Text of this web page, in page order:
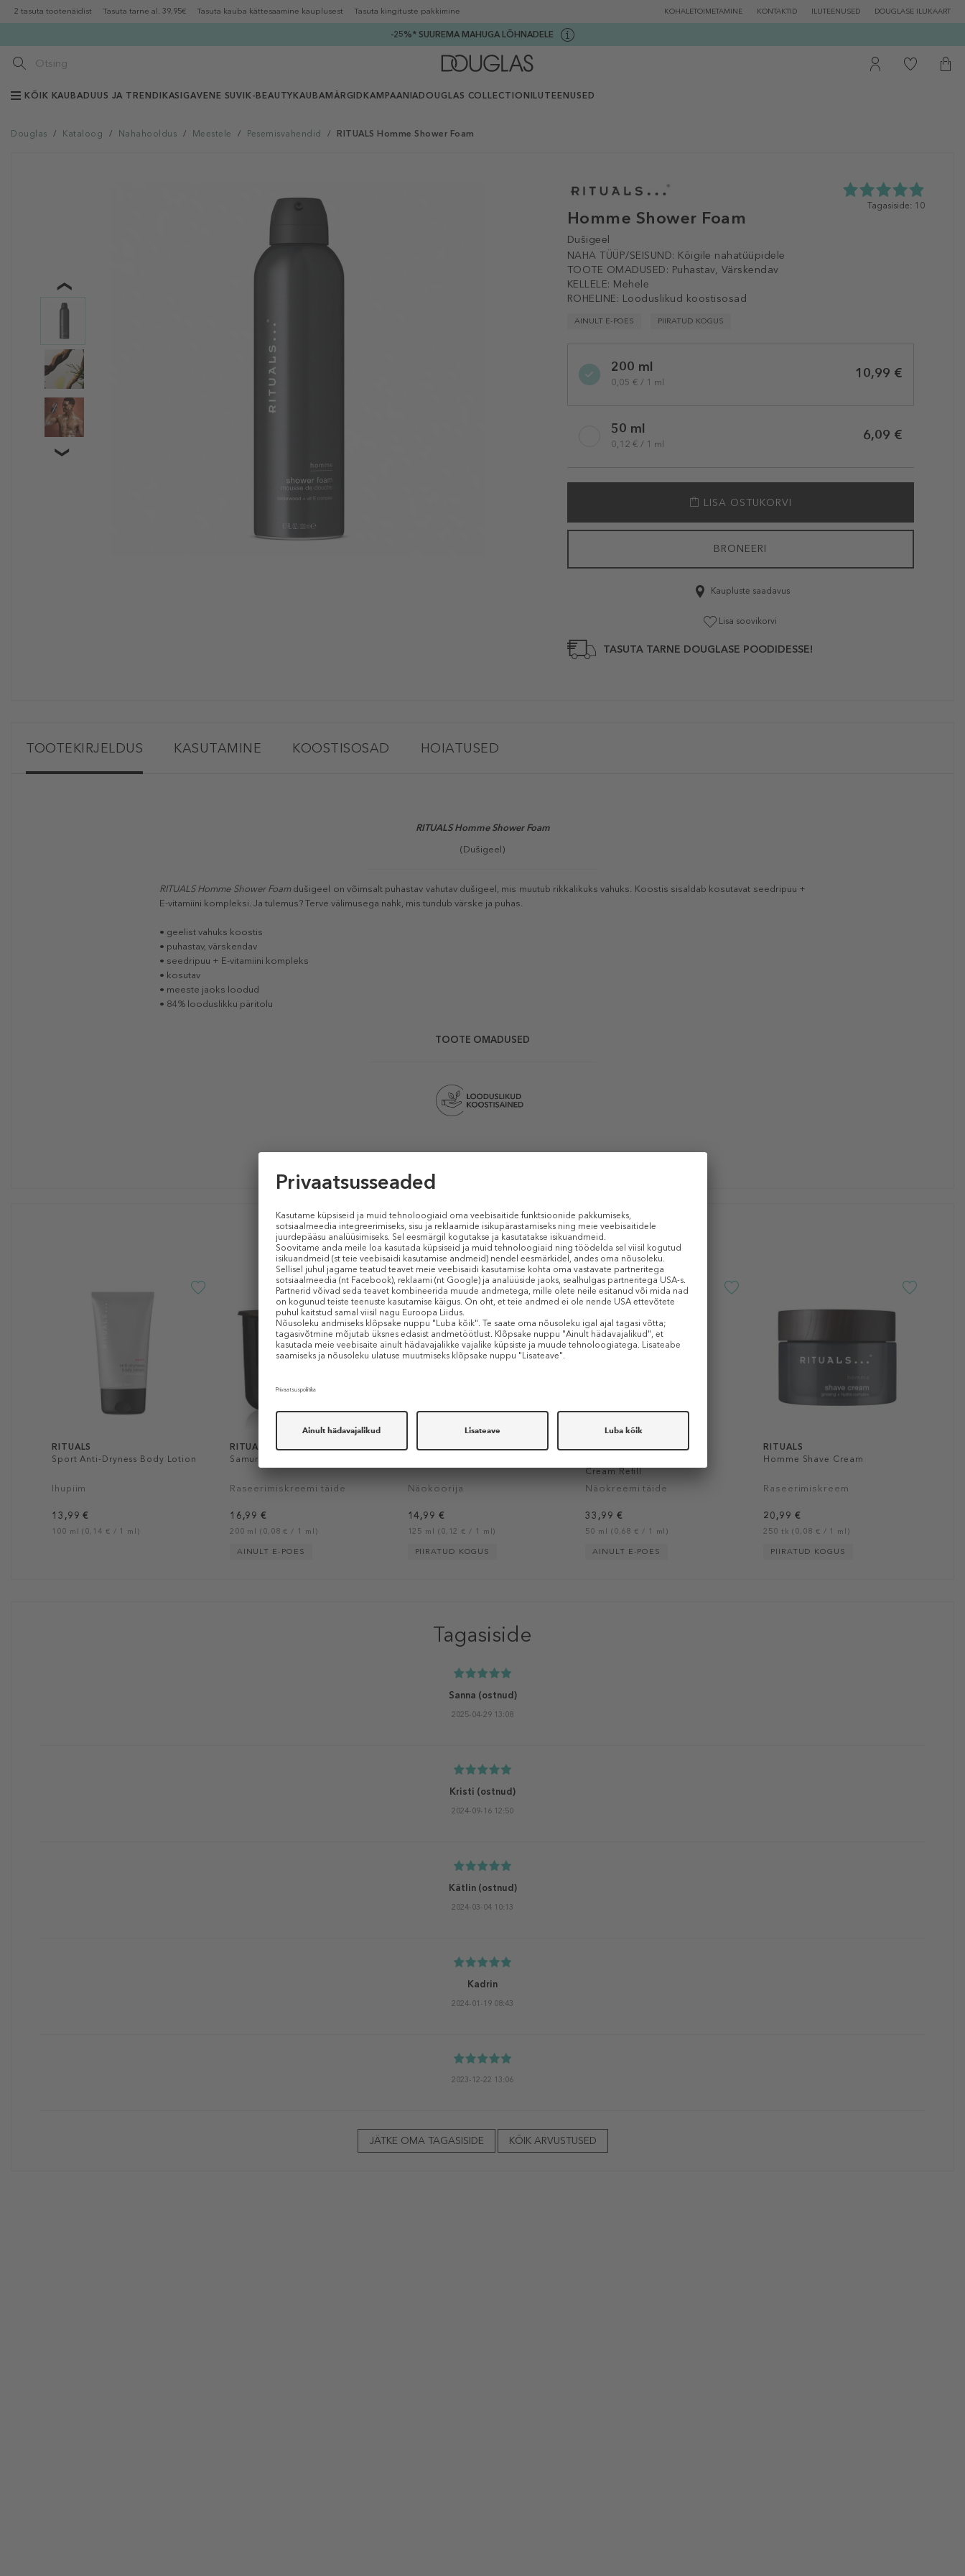
2 tasuta tootenäidist Tasuta tarne al. 39,95€ Tasuta kauba kättesaamine kauplusest Tasuta kingituste pakkimine KOHALETOIMETAMINE KONTAKTID ILUTEENUSED DOUGLASE ILUKAART
-25%* SUUREMA MAHUGA LÕHNADELE
KÕIK KAUBADUUS JA TRENDIKAS IGAVENE SUVI K-BEAUTY KAUBAMÄRGID KAMPAANIADOUGLAS COLLECTION ILUTEENUSED
Douglas / Kataloog / Nahahooldus / Meestele / Pesemisvahendid / RITUALS Homme Shower Foam
Homme Shower Foam
Dušigeel
NAHA TÜÜP/SEISUND: Kõigile nahatüüpidele
TOOTE OMADUSED: Puhastav, Värskendav
KELLELE: Mehele
ROHELINE: Looduslikud koostisosad
AINULT E-POES PIIRATUD KOGUS
4.9
Tagasiside: 10
variation200 ml
0,05 € / 1 ml
10,99 €
50 ml
0,12 € / 1 ml
6,09 €
LISA OSTUKORVI
BRONEERI
Kaupluste saadavus
Lisa soovikorvi
TASUTA TARNE DOUGLASE POODIDESSE!
TOOTEKIRJELDUS KASUTAMINE KOOSTISOSAD HOIATUSED
RITUALS Homme Shower Foam
(Dušigeel)
RITUALS Homme Shower Foamdušigeel on võimsalt puhastav vahutav dušigeel, mis muutub rikkalikuks vahuks. Koostis sisaldab kosutavat seedripuu +
E-vitamiini kompleksi. Ja tulemus? Terve välimusega nahk, mis tundub värske ja puhas.
• geelist vahuks koostis
• puhastav, värskendav
• seedripuu + E-vitamiini kompleks
• kosutav
• meeste jaoks loodud
• 84% looduslikku päritolu
TOOTE OMADUSED
Sarnased tooted
RITUALS
Sport Anti-Dryness Body Lotion
Ihupiim
13,99 €
100 ml (0,14 € / 1 ml)
RITUALS
Samurai Shave Cream Refill
Raseerimiskreemi täide
16,99 €
200 ml (0,08 € / 1 ml)
AINULT E-POES
RITUALS
Näokoorija
14,99 €
125 ml (0,12 € / 1 ml)
PIIRATUD KOGUS
RITUALS
Cream Refill
Näokreemi täide
33,99 €
50 ml (0,68 € / 1 ml)
AINULT E-POES
RITUALS
Homme Shave Cream
Raseerimiskreem
20,99 €
250 tk (0,08 € / 1 ml)
PIIRATUD KOGUS
Tagasiside
Sanna (ostnud)
2025-04-29 13:08
Kristi (ostnud)
2024-09-16 12:50
Kätlin(ostnud)
2024-03-04 10:13
Kadrin
2024-01-19 08:43
2023-12-22 13:06
JÄTKE OMA TAGASISIDE KÕIK ARVUSTUSED